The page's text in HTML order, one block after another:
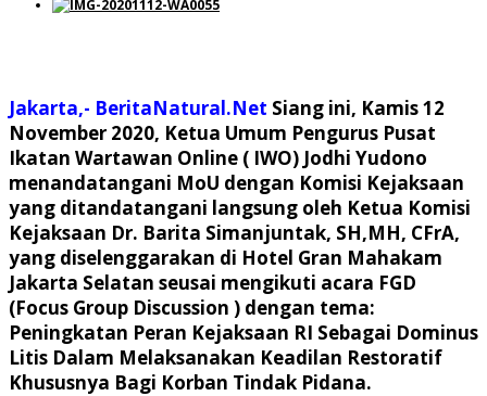
Jakarta,- BeritaNatural.Net Siang ini, Kamis 12
November 2020, Ketua Umum Pengurus Pusat
Ikatan Wartawan Online ( IWO) Jodhi Yudono
menandatangani MoU dengan Komisi Kejaksaan
yang ditandatangani langsung oleh Ketua Komisi
Kejaksaan Dr. Barita Simanjuntak, SH,MH, CFrA,
yang diselenggarakan di Hotel Gran Mahakam
Jakarta Selatan seusai mengikuti acara FGD
(Focus Group Discussion ) dengan tema:
Peningkatan Peran Kejaksaan RI Sebagai Dominus
Litis Dalam Melaksanakan Keadilan Restoratif
Khususnya Bagi Korban Tindak Pidana.